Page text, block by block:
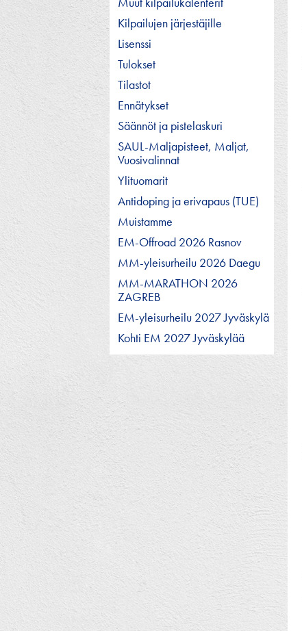
Kilpailujen järjestäjille
Lisenssi
Tulokset
Tilastot
Ennätykset
Säännöt ja pistelaskuri
SAUL-Maljapisteet, Maljat,
Vuosivalinnat
Ylituomarit
Antidoping ja erivapaus (TUE)
Muistamme
EM-Offroad 2026 Rasnov
MM-yleisurheilu 2026 Daegu
MM-MARATHON 2026
ZAGREB
EM-yleisurheilu 2027 Jyväskylä
Kohti EM 2027 Jyväskylää